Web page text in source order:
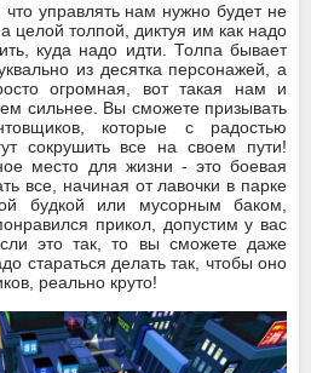
управлять нам нужно будет не
целой толпой, диктуя им как надо
куда надо идти. Толпа бывает
из десятка персонажей, а
огромная, вот такая нам и
сильнее. Вы сможете призывать
которые с радостью
сокрушить все на своем пути!
место для жизни - это боевая
все, начиная от лавочки в парке
будкой или мусорным баком,
прикол, допустим у вас
это так, то вы сможете даже
стараться делать так, чтобы оно
реально круто!